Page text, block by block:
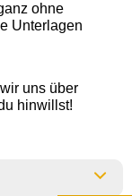
ohne
Unterlagen
uns über
hinwillst!